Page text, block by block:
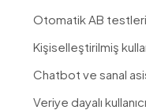
Otomatik AB
Kişiselleştirilmiş
Chatbot ve sanal
Veriye dayalı